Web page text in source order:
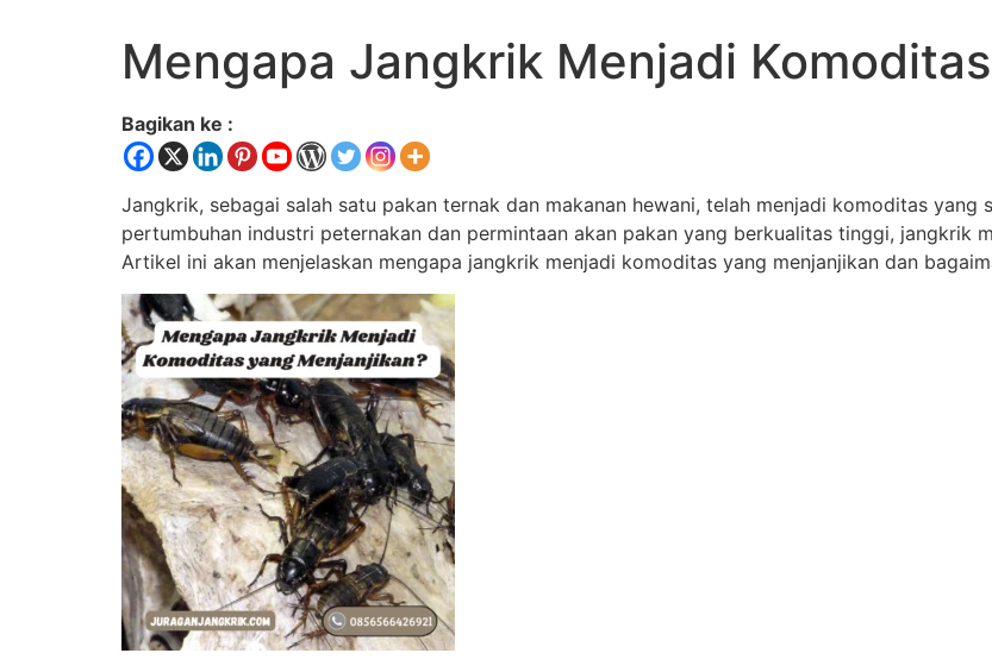
Mengapa Jangkrik Menjadi
Bagikan ke :
Jangkrik, sebagai salah satu pakan ternak dan makanan hewani, telah menjadi komoditas
pertumbuhan industri peternakan dan permintaan akan pakan yang berkualitas tinggi, jangkrik
Artikel ini akan menjelaskan mengapa jangkrik menjadi komoditas yang menjanjikan dan